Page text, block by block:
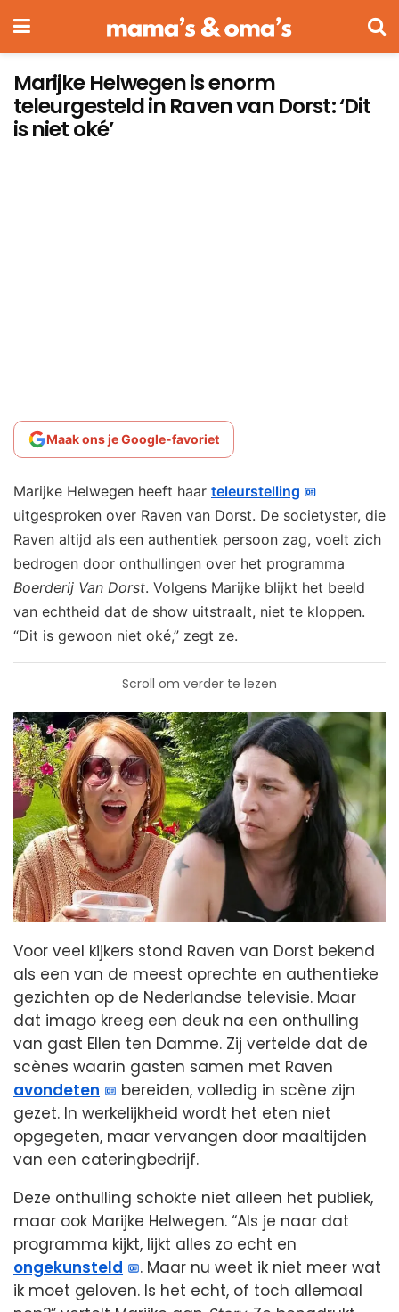
Marijke Helwegen is enorm
teleurgesteld in Raven van Dorst: ‘Dit
is niet oké’
Maak ons je Google-favoriet
Marijke Helwegen heeft haar teleurstelling
uitgesproken over Raven van Dorst. De societyster, die
Raven altijd als een authentiek persoon zag, voelt zich
bedrogen door onthullingen over het programma
Boerderij Van Dorst. Volgens Marijke blijkt het beeld
van echtheid dat de show uitstraalt, niet te kloppen.
“Dit is gewoon niet oké,” zegt ze.
Scroll om verder te lezen
Voor veel kijkers stond Raven van Dorst bekend
als een van de meest oprechte en authentieke
gezichten op de Nederlandse televisie. Maar
dat imago kreeg een deuk na een onthulling
van gast Ellen ten Damme. Zij vertelde dat de
scènes waarin gasten samen met Raven
avondeten
bereiden, volledig in scène zijn
gezet. In werkelijkheid wordt het eten niet
opgegeten, maar vervangen door maaltijden
van een cateringbedrijf.
Deze onthulling schokte niet alleen het publiek,
maar ook Marijke Helwegen. “Als je naar dat
programma kijkt, lijkt alles zo echt en
ongekunsteld
. Maar nu weet ik niet meer wat
ik moet geloven. Is het echt, of toch allemaal